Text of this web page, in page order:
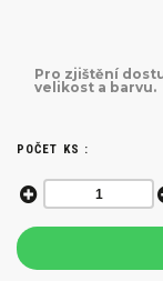
Pro zjištění
velikost a barvu.
POČET KS :